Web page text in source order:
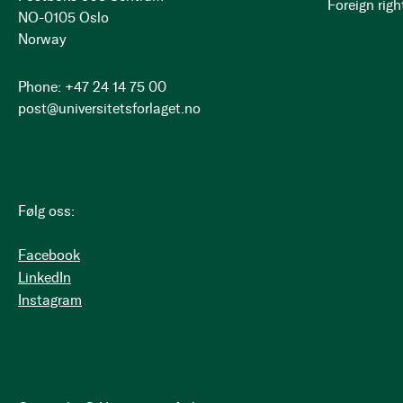
NO-0105 Oslo
Norway
Phone: +47 24 14 75 00
post@universitetsforlaget.no
Følg oss:
Facebook
LinkedIn
Instagram
Foreign